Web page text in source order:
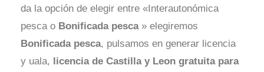
da la opción de elegir entre «Interautonómica
pesca o Bonificada pesca» elegiremos
Bonificada pesca, pulsamos en generar licencia
y uala, licencia de Castilla y Leon gratuita para